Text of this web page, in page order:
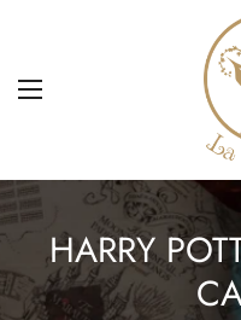
HARRY